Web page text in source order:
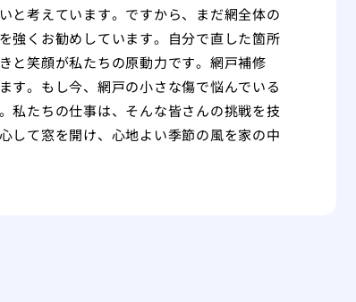
と考えています。ですから、まだ網全体の
強くお勧めしています。自分で直した箇所
と笑顔が私たちの原動力です。網戸補修
す。もし今、網戸の小さな傷で悩んでいる
私たちの仕事は、そんな皆さんの挑戦を技
して窓を開け、心地よい季節の風を家の中